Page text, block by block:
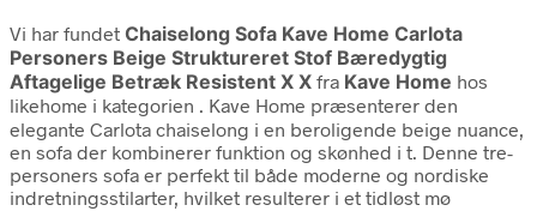
Vi har fundet Chaiselong Sofa Kave Home Carlota
Personers Beige Struktureret Stof Bæredygtig
Aftagelige Betræk Resistent X X fra Kave Home hos
likehome i kategorien . Kave Home præsenterer den
elegante Carlota chaiselong i en beroligende beige nuance,
en sofa der kombinerer funktion og skønhed i t. Denne tre-
personers sofa er perfekt til både moderne og nordiske
indretningsstilarter, hvilket resulterer i et tidløst mø